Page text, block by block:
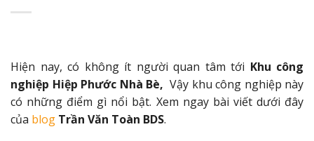
Hiện nay, có không ít người quan tâm tới Khu công
nghiệp Hiệp Phước Nhà Bè, Vậy khu công nghiệp này
có những điểm gì nổi bật. Xem ngay bài viết dưới đây
của blog Trần Văn Toàn BDS.